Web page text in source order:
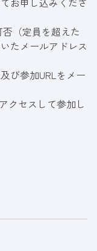
（定員を超えた
たメールアドレス
び参加URLをメー
クセスして参加し